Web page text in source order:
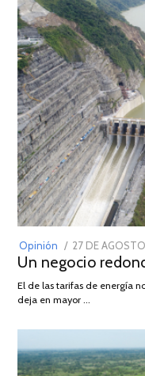
Opinión
POSTED
ON
27 DE
Un negocio
El de las tarifas de energía
deja en mayor …